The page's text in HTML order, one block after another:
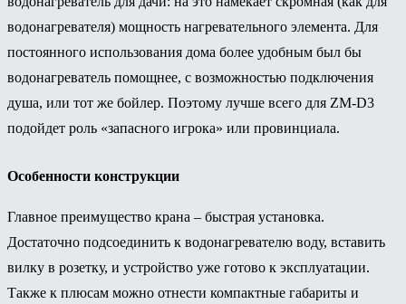
водонагревателя) мощность нагревательного элемента. Для
постоянного использования дома более удобным был бы
водонагреватель помощнее, с возможностью подключения
душа, или тот же бойлер. Поэтому лучше всего для ZM-D3
подойдет роль «запасного игрока» или провинциала.
Особенности конструкции
Главное преимущество крана – быстрая установка.
Достаточно подсоединить к водонагревателю воду, вставить
вилку в розетку, и устройство уже готово к эксплуатации.
Также к плюсам можно отнести компактные габариты и